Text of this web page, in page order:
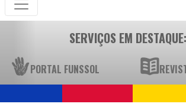
SERVIÇOS EM DESTAQUE:
PORTAL FUNSSOL